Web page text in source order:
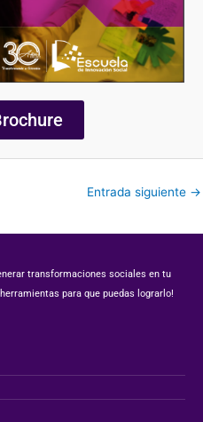
Entrada siguiente →
transformaciones sociales en tu
para que puedas lograrlo!